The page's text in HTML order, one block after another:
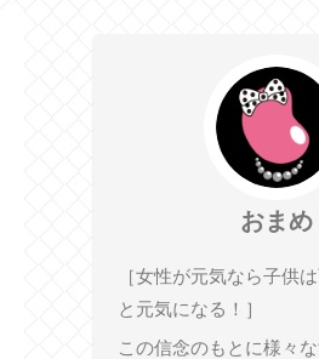
おまめ
［女性が元気なら子供
と元気になる！］
この信念のもとに様々